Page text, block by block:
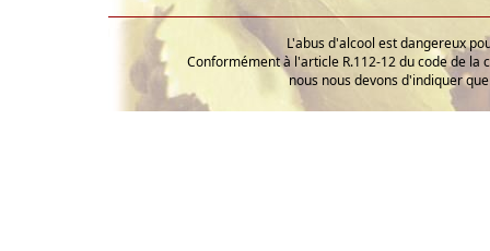
L'abus d'alcool est dangereux
Conformément à l'article R.112-12 du code de la
nous nous devons d'indiquer